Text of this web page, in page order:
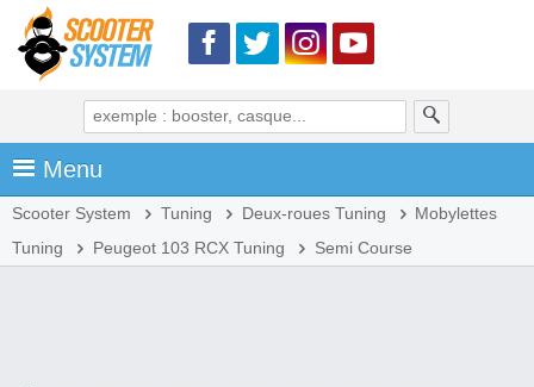
Menu
Scooter System Tuning Deux-roues Tuning
Mobylettes
Tuning
Peugeot 103 RCX Tuning Semi Course